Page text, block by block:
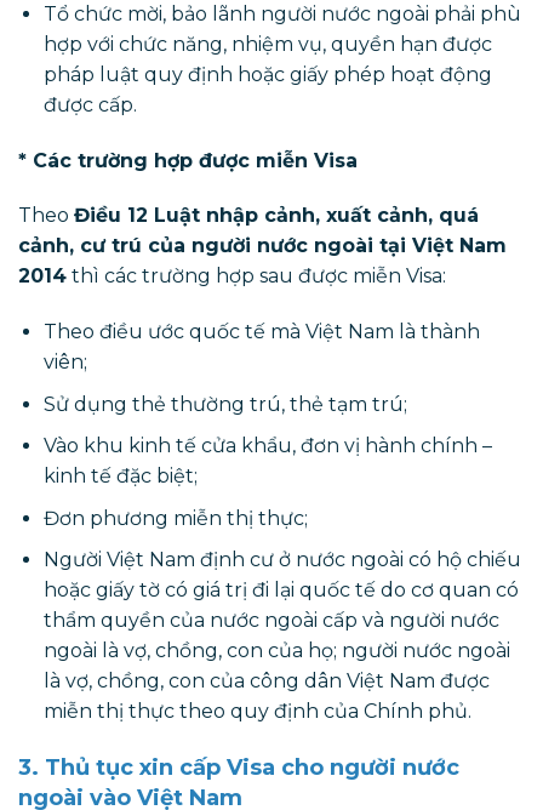
Tổ chức mời, bảo lãnh người nước ngoài phải phù
hợp với chức năng, nhiệm vụ, quyền hạn được
pháp luật quy định hoặc giấy phép hoạt động
được cấp.
* Các trường hợp được miễn Visa
Theo Điều 12 Luật nhập cảnh, xuất cảnh, quá
cảnh, cư trú của người nước ngoài tại Việt Nam
2014 thì các trường hợp sau được miễn Visa:
Theo điều ước quốc tế mà Việt Nam là thành
viên;
Sử dụng thẻ thường trú, thẻ tạm trú;
Vào khu kinh tế cửa khẩu, đơn vị hành chính –
kinh tế đặc biệt;
Đơn phương miễn thị thực;
Người Việt Nam định cư ở nước ngoài có hộ chiếu
hoặc giấy tờ có giá trị đi lại quốc tế do cơ quan có
thẩm quyền của nước ngoài cấp và người nước
ngoài là vợ, chồng, con của họ; người nước ngoài
là vợ, chồng, con của công dân Việt Nam được
miễn thị thực theo quy định của Chính phủ.
3. Thủ tục xin cấp Visa cho người nước
ngoài vào Việt Nam